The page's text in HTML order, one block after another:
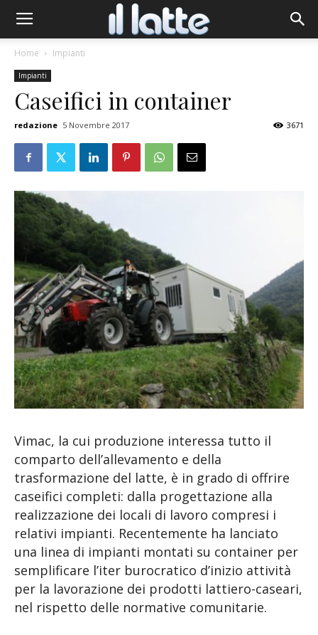
Home Impianti
Impianti
Caseifici in container
redazione 5 Novembre 2017 3671
Vimac, la cui produzione interessa tutto il
comparto dell’allevamento e della
trasformazione del latte, è in grado di offrire
caseifici completi: dalla progettazione alla
realizzazione dei locali di lavoro compresi i
relativi impianti. Recentemente ha lanciato
una linea di impianti montati su container per
semplificare l’iter burocratico d’inizio attività
per la lavorazione dei prodotti lattiero-caseari,
nel rispetto delle normative comunitarie.